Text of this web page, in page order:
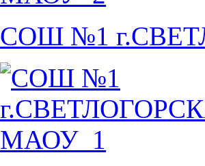
СОШ №1